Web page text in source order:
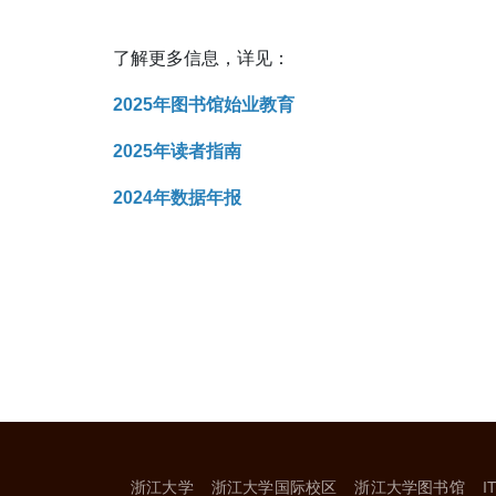
了解更多信息，详见：
2025年图书馆始业教育
2025年读者指南
2024年数据年报
浙江大学 浙江大学国际校区 浙江大学图书馆